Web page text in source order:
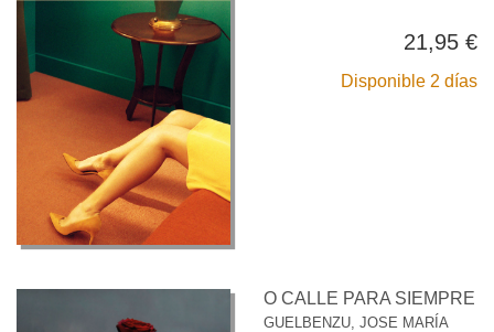
21,95 €
Disponible 2 días
O CALLE PARA SIEMPRE
GUELBENZU, JOSE MARÍA